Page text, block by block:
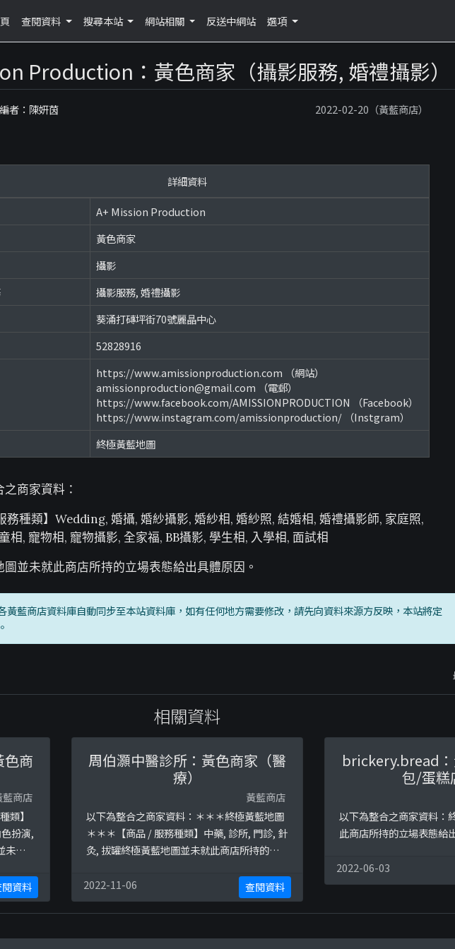
查閱資料 搜尋本站 網站相關 反送中網站 選項
Production：黃色商家（攝影服務, 婚禮攝影）
編者：陳妍茵
2022-02-20（黃藍商店）
詳細資料
A+ Mission Production
黃色商家
攝影
攝影服務, 婚禮攝影
葵涌打磚坪街70號麗晶中心
52828916
https://www.amissionproduction.com （網站）
amissionproduction@gmail.com （電郵）
https://www.facebook.com/AMISSIONPRODUCTION （Facebook）
https://www.instagram.com/amissionproduction/ （Instgram）
終極黃藍地圖
商家資料：
務種類】Wedding, 婚攝, 婚紗攝影, 婚紗相, 婚紗照, 結婚相, 婚禮攝影師, 家庭照,
相, 寵物相, 寵物攝影, 全家福, BB攝影, 學生相, 入學相, 面試相
圖並未就此商店所持的立場表態給出具體原因。
黃藍商店資料庫自動同步至本站資料庫，如有任何地方需要修改，請先向資料來源方反映，本站將定
相關資料
商
藍商店
類】
扮演,
就此
資料
周伯灝中醫診所：黃色商家（醫
療）
黃藍商店
以下為整合之商家資料：＊＊＊終極黃藍地圖
＊＊＊【商品 / 服務種類】中藥, 診所, 門診, 針
灸, 拔罐終極黃藍地圖並未就此商店所持的立
下係商戶自行提供嘅簡介：廣州中醫藥大學中
醫學學士廣州中醫藥大學中醫婦科學碩士廣州
中醫藥大?以下係相關證明貼文：
2022-11-06 查閱資料
brickery.bread
包/蛋糕
以下為整合之商家資料：
此商店所持的立場表態給
2022-06-03